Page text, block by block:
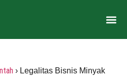
› Legalitas Bisnis Minyak